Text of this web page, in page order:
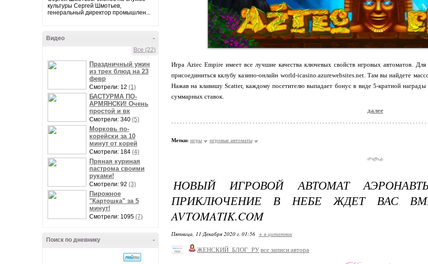
культуры Сергей Шмотьев,
генеральный директор промышлен...
-
Видео
Все (22)
Праздничный ужин
из трех блюд на 23
февр
Смотрели: 12 (1)
БАСТУРМА ПО-
АРМЯНСКИ! Очень
простой и вк
Смотрели: 340 (5)
Морковь по-
корейски за 10
минут от корей
Смотрели: 184 (4)
Пряная куриная
пастрома своими
руками!
Смотрели: 92 (3)
Пирожное
"Картошка" за 5
минут!
Смотрели: 1095 (7)
-
Поиск по дневнику
Игра Aztec Empire имеет все лучшие качества ключевых свойств игровых автоматов.
присоединиться кклубу казино-онлайн world-icasino.azurewebsites.net. Там вы найдете
Нажав на клавишу Scatter, каждому посетителю выпадает бонус в виде 5-кратной
суммарных ставок.
далее
Метки: игры игровые автоматы
НОВЫЙ ИГРОВОЙ АВТОМАТ
ПРИКЛЮЧЕНИЕ В НЕБЕ ЖДЕТ ВАС
AVTOMATIK.COM
Пятница, 11 Декабря 2020 г. 01:56 + в цитатник
ЖЕНСКИЙ_БЛОГ_РУ все записи автора